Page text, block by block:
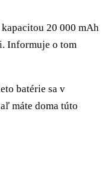
20 000 mAh
Informuje o tom
batérie sa v
máte doma túto